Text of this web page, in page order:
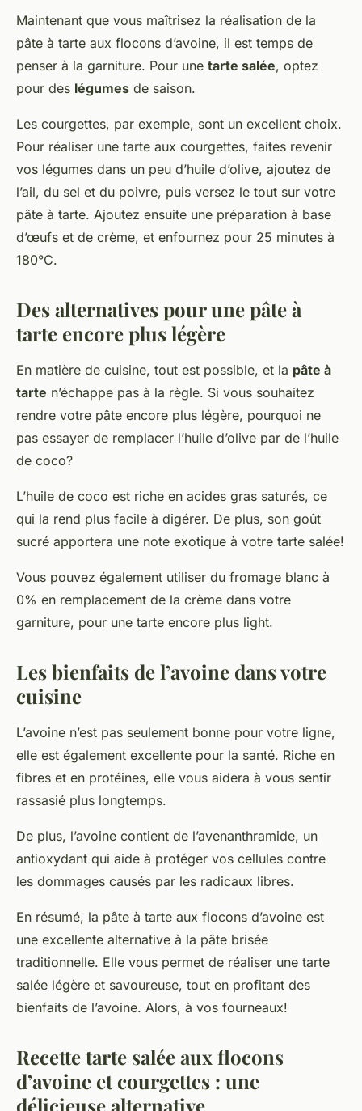
Maintenant que vous maîtrisez la réalisation de la
pâte à tarte aux flocons d’avoine, il est temps de
penser à la garniture. Pour une tarte salée, optez
pour des légumes de saison.
Les courgettes, par exemple, sont un excellent choix.
Pour réaliser une tarte aux courgettes, faites revenir
vos légumes dans un peu d’huile d’olive, ajoutez de
l’ail, du sel et du poivre, puis versez le tout sur votre
pâte à tarte. Ajoutez ensuite une préparation à base
d’œufs et de crème, et enfournez pour 25 minutes à
180°C.
Des alternatives pour une pâte à
tarte encore plus légère
En matière de cuisine, tout est possible, et la pâte à
tarte n’échappe pas à la règle. Si vous souhaitez
rendre votre pâte encore plus légère, pourquoi ne
pas essayer de remplacer l’huile d’olive par de l’huile
de coco?
L’huile de coco est riche en acides gras saturés, ce
qui la rend plus facile à digérer. De plus, son goût
sucré apportera une note exotique à votre tarte salée!
Vous pouvez également utiliser du fromage blanc à
0% en remplacement de la crème dans votre
garniture, pour une tarte encore plus light.
Les bienfaits de l’avoine dans votre
cuisine
L’avoine n’est pas seulement bonne pour votre ligne,
elle est également excellente pour la santé. Riche en
fibres et en protéines, elle vous aidera à vous sentir
rassasié plus longtemps.
De plus, l’avoine contient de l’avenanthramide, un
antioxydant qui aide à protéger vos cellules contre
les dommages causés par les radicaux libres.
En résumé, la pâte à tarte aux flocons d’avoine est
une excellente alternative à la pâte brisée
traditionnelle. Elle vous permet de réaliser une tarte
salée légère et savoureuse, tout en profitant des
bienfaits de l’avoine. Alors, à vos fourneaux!
Recette tarte salée aux flocons
d’avoine et courgettes : une
délicieuse alternative